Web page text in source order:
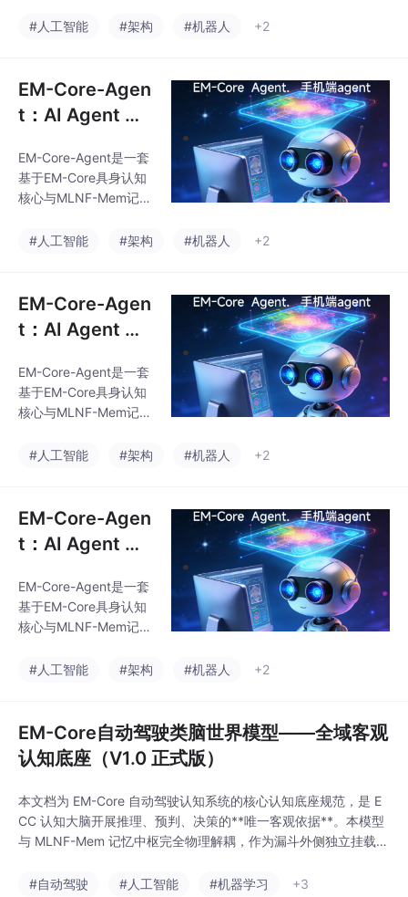
构。其核心创新在于：
2）构建双漏斗记忆体系
实现用户隐私与任务经
验的物理隔离，3）默
据安全。系统严格遵循
人类认知分工，通过五
层晋升机制实现经验进
长期记忆、行为一致性
#人工智能 #架构 #机器人 +2
EM-Core-Agen
t：AI Agent 具
——架构白皮书
V1.0
EM-Core-Agent是一套
基于EM-Core具身认知
核心与MLNF-Mem记忆
构。其核心创新在于：
2）构建双漏斗记忆体系
实现用户隐私与任务经
验的物理隔离，3）默
据安全。系统严格遵循
人类认知分工，通过五
层晋升机制实现经验进
长期记忆、行为一致性
#人工智能 #架构 #机器人 +2
EM-Core-Agen
t：AI Agent 具
——架构白皮书
V1.0
EM-Core-Agent是一套
基于EM-Core具身认知
核心与MLNF-Mem记忆
构。其核心创新在于：
2）构建双漏斗记忆体系
实现用户隐私与任务经
验的物理隔离，3）默
据安全。系统严格遵循
人类认知分工，通过五
层晋升机制实现经验进
长期记忆、行为一致性
#人工智能 #架构 #机器人 +2
EM-Core-Agen
t：AI Agent 具
——架构白皮书
V1.0
EM-Core-Agent是一套
基于EM-Core具身认知
核心与MLNF-Mem记忆
构。其核心创新在于：
2）构建双漏斗记忆体系
实现用户隐私与任务经
验的物理隔离，3）默
据安全。系统严格遵循
人类认知分工，通过五
层晋升机制实现经验进
长期记忆、行为一致性
#人工智能 #架构 #机器人 +2
EM-Core自动驾驶类脑世界模型——全域客观
认知底座（V1.0 正式版）
本文档为 EM-Core 自动驾驶认知系统的核心认知底座规范，是 E
CC 认知大脑开展推理、预判、决策的**唯一客观依据**。本模型
与 MLNF-Mem 记忆中枢完全物理解耦，作为漏斗外侧独立挂载的
C-01 情境解析模块和 ECC-03 因果推理模块提供风险向量与属性
#自动驾驶 #人工智能 #机器学习 +3